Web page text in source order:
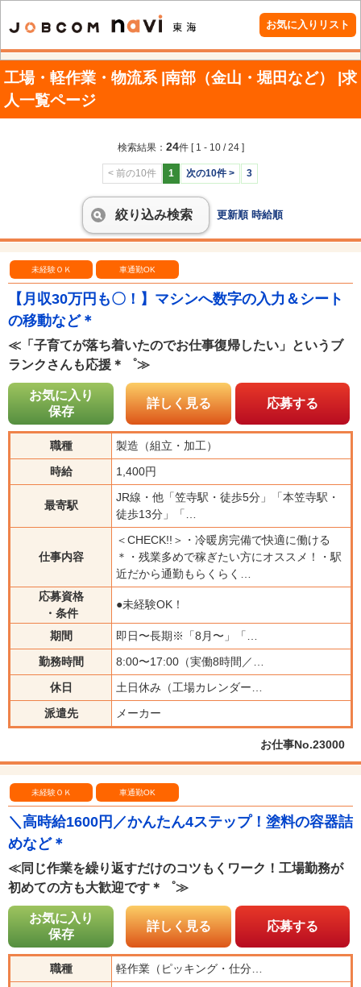
お気に入りリスト
工場・軽作業・物流系 |南部（金山・堀田など） |求
人一覧ページ
検索結果： 24件 [ 1 - 10 / 24 ]
< 前の10件 1 次の10件 > 3
絞り込み検索 更新順 時給順
未経験ＯＫ 車通勤OK
【月収30万円も〇！】マシンへ数字の入力＆シート
の移動など＊
≪「子育てが落ち着いたのでお仕事復帰したい」というブ
ランクさんも応援＊゜≫
お気に入り
保存
詳しく見る 応募する
職種
製造（組立・加工）
時給
1,400円
最寄駅
JR線・他「笠寺駅・徒歩5分」「本笠寺駅・
徒歩13分」「…
仕事内容
＜CHECK!!＞・冷暖房完備で快適に働ける
＊・残業多めで稼ぎたい方にオススメ！・駅
近だから通勤もらくらく…
応募資格
・条件
●未経験OK！
期間
即日〜長期※「8月〜」「…
勤務時間
8:00〜17:00（実働8時間／…
休日
土日休み（工場カレンダー…
派遣先
メーカー
お仕事No.23000
未経験ＯＫ 車通勤OK
＼高時給1600円／かんたん4ステップ！塗料の容器詰
めなど＊
≪同じ作業を繰り返すだけのコツもくワーク！工場勤務が
初めての方も大歓迎です＊゜≫
お気に入り
保存
詳しく見る 応募する
職種
軽作業（ピッキング・仕分…